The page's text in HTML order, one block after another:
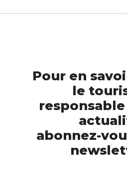
Pour en
le
abonnez-